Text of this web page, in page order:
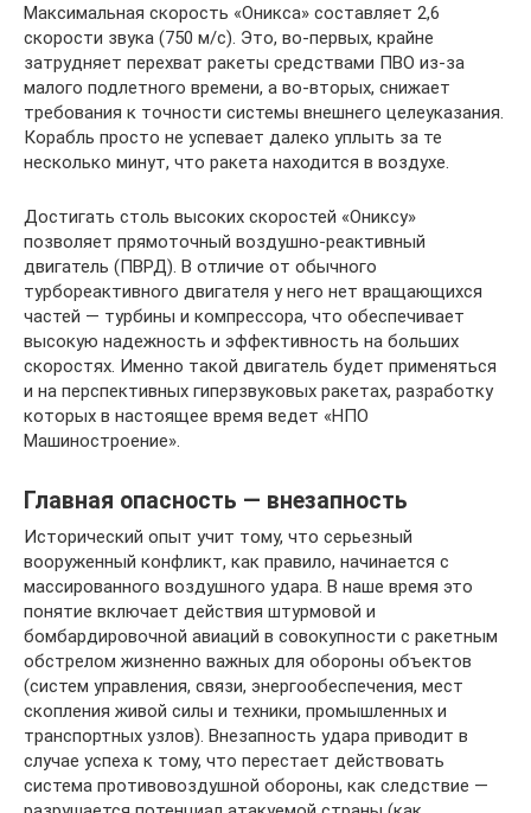
Максимальная скорость «Оникса» составляет 2,6
скорости звука (750 м/с). Это, во-первых, крайне
затрудняет перехват ракеты средствами ПВО из-за
малого подлетного времени, а во-вторых, снижает
требования к точности системы внешнего целеуказания.
Корабль просто не успевает далеко уплыть за те
несколько минут, что ракета находится в воздухе.
Достигать столь высоких скоростей «Ониксу»
позволяет прямоточный воздушно-реактивный
двигатель (ПВРД). В отличие от обычного
турбореактивного двигателя у него нет вращающихся
частей — турбины и компрессора, что обеспечивает
высокую надежность и эффективность на больших
скоростях. Именно такой двигатель будет применяться
и на перспективных гиперзвуковых ракетах, разработку
которых в настоящее время ведет «НПО
Машиностроение».
Главная опасность — внезапность
Исторический опыт учит тому, что серьезный
вооруженный конфликт, как правило, начинается с
массированного воздушного удара. В наше время это
понятие включает действия штурмовой и
бомбардировочной авиаций в совокупности с ракетным
обстрелом жизненно важных для обороны объектов
(систем управления, связи, энергообеспечения, мест
скопления живой силы и техники, промышленных и
транспортных узлов). Внезапность удара приводит в
случае успеха к тому, что перестает действовать
система противовоздушной обороны, как следствие —